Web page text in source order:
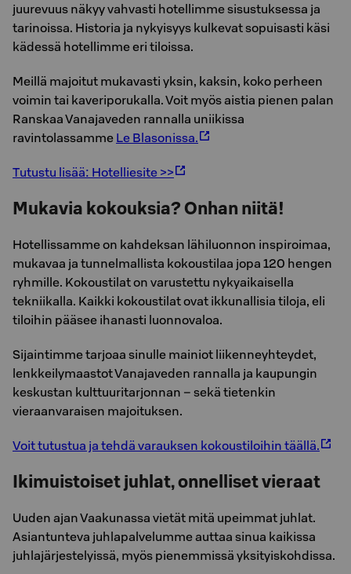
juurevuus näkyy vahvasti hotellimme sisustuksessa ja
tarinoissa. Historia ja nykyisyys kulkevat sopuisasti käsi
kädessä hotellimme eri tiloissa.
Meillä majoitut mukavasti yksin, kaksin, koko perheen
voimin tai kaveriporukalla. Voit myös aistia pienen palan
Ranskaa Vanajaveden rannalla uniikissa
ravintolassamme Le Blasonissa.
Tutustu lisää: Hotelliesite >>
Mukavia kokouksia? Onhan niitä!
Hotellissamme on kahdeksan lähiluonnon inspiroimaa,
mukavaa ja tunnelmallista kokoustilaa jopa 120 hengen
ryhmille. Kokoustilat on varustettu nykyaikaisella
tekniikalla. Kaikki kokoustilat ovat ikkunallisia tiloja, eli
tiloihin pääsee ihanasti luonnovaloa.
Sijaintimme tarjoaa sinulle mainiot liikenneyhteydet,
lenkkeilymaastot Vanajaveden rannalla ja kaupungin
keskustan kulttuuritarjonnan – sekä tietenkin
vieraanvaraisen majoituksen.
Voit tutustua ja tehdä varauksen kokoustiloihin täällä.
Ikimuistoiset juhlat, onnelliset vieraat
Uuden ajan Vaakunassa vietät mitä upeimmat juhlat.
Asiantunteva juhlapalvelumme auttaa sinua kaikissa
juhlajärjestelyissä, myös pienemmissä yksityiskohdissa.